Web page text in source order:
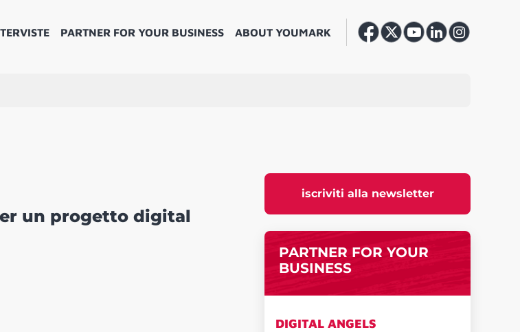
PARTNER FOR YOUR BUSINESS ABOUT YOUMARK
iscriviti alla newsletter
PARTNER FOR YOUR
BUSINESS
DIGITAL ANGELS
un progetto digital